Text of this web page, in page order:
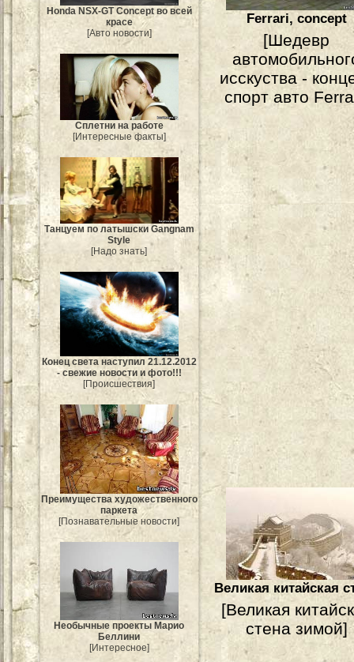
Honda NSX-GT Concept во всей
красе
[Авто новости]
Сплетни на работе
[Интересные факты]
Танцуем по латышски Gangnam
Style
[Надо знать]
Конец света наступил 21.12.2012
- свежие новости и фото!!!
[Происшествия]
Преимущества художественного
паркета
[Познавательные новости]
Необычные проекты Марио
Беллини
[Интересное]
Ferrari, concept
[Шедевр
исскуства -
спорт авто
Великая китайская
[Великая
стена зимой]